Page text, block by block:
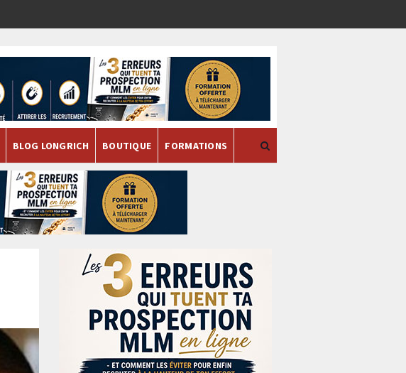
BLOG LONGRICH BOUTIQUE FORMATIONS